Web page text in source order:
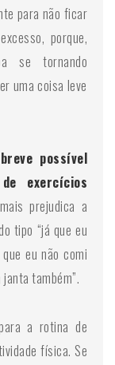
para não ficar
porque,
se tornando
uma coisa leve
possível
exercícios
prejudica a
tipo “já que eu
eu não comi
também”.
a rotina de
física. Se